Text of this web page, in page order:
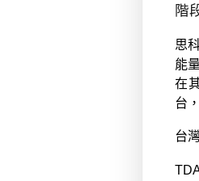
階
思
能
在
台
台